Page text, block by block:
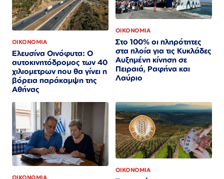
ΟΙΚΟΝΟΜΙΑ
Ελευσίνα Οινόφυτα: Ο
αυτοκινητόδρομος των 40
χιλιομετρων που θα γίνει η
βόρεια παράκαμψη της
Αθήνας
ΟΙΚΟΝΟΜΙΑ
Στο 100% οι πληρότητες
στα πλοία για τις Κυκλάδες
Αυξημένη κίνηση σε
Πειραιά, Ραφήνα και
Λαύριο
ΟΙΚΟΝΟΜΙΑ